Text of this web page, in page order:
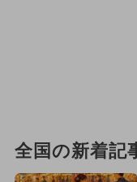
全国の新着記